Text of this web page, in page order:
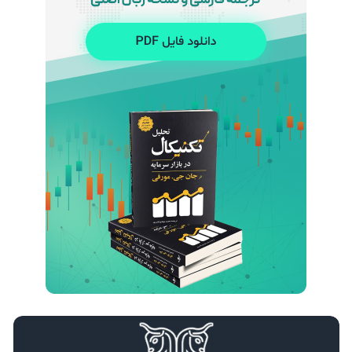
تأثیر تنش‌های خاورمیانه بر قیمت نفت و جفت‌ ارزها
مریم آریافر